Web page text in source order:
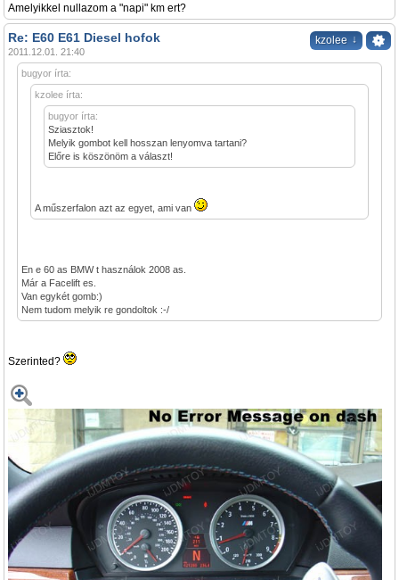
Amelyikkel nullazom a "napi" km ert?
kzolee ↓
Re: E60 E61 Diesel hofok
2011.12.01. 21:40
bugyor írta:
kzolee írta:
bugyor írta:
Sziasztok!
Melyik gombot kell hosszan lenyomva tartani?
Előre is köszönöm a választ!
A műszerfalon azt az egyet, ami van
En e 60 as BMW t használok 2008 as.
Már a Facelift es.
Van egykét gomb:)
Nem tudom melyik re gondoltok :-/
Szerinted?